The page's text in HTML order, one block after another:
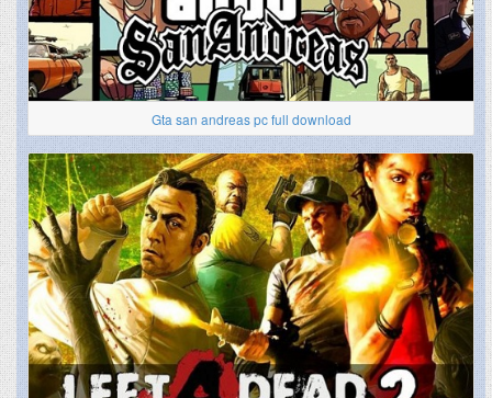
Gta san andreas pc full download